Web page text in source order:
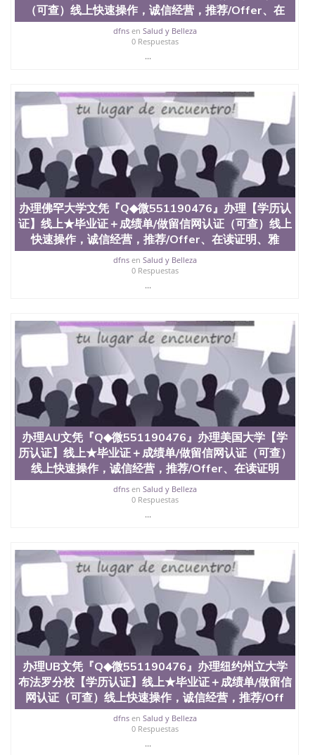
交时间，公司人员陪同客户本人一起去留服递交材
料； 5、等待结果，完成结果书留服直接邮寄给客户
6、客户确认收到结果，付余款。 我们对海外大学及
镭射，紫外荧光，温感，复印防伪）都有原版本文凭
对照。质量得到了广大海外客户群体的认可，同时和
海外学校留学中介， 同时能做到与时俱进，及时掌握
各大院校的（毕业证，成绩单，资格证，学生卡，结
业证，录取通知书，在读证明等相关材料）的版本更
新信息， 能够在时间掌握的海外学历文凭的样版，尺
寸大小，纸张材质，防伪技术等等，并在时间收集到
原版实物，以求达到客户的需求。 我们的优势： 我
们在保证合理定价的同时，坚持较高性价比，通过品
质和效率不断优化，为您倾情诠释什么是高性价比。
咨询顾问：Sam q/微信:551190476 Q/微
信:551190476办理毕业证成绩单、教育部认证,录取通
知书，雅思，留学回国证明.
公司专业制作、办理、仿制、成绩单文凭、改成绩、
教育部学历学位认证、毕业证、成绩单、文凭、学历
理、仿制学位证书、毕业证文凭、文凭毕业证、毕业
证认证、留服认证、使馆认证、使馆证明、使馆留学
回国人员证明、留学生认证、学历认证、文凭认证学
位认证、留学生学历认证、留学生学位认证、英国文
凭学历、美国文凭学历、澳洲文凭学历、加拿大文凭
学历、新西兰学历认证等q:551190476 微信：
551190476 圣何塞州立大学毕业证（San Jose State
University）圣何塞州立大学毕业证（San Jose State
University）圣何塞州立大学毕业证（San Jose State
University）圣何塞州立大学成绩单（San Jose State
University）圣何塞州立大学成绩单（ San Jose State
University）圣何塞州立大学成绩单（San Jose State
University）成绩单圣何塞州立大学文凭（San Jose
State University）圣何塞州立大学（San Jose State
University）圣何塞州立大学（San Jose State
University）圣何塞州立大学（ San Jose State
University）圣何塞州立大学文凭（San Jose State
University）圣何塞州立大学文凭（San Jose State
University）文凭圣何塞州立大学文凭（San Jose
State University）圣何塞州立大学学历（ San Jose
State University）圣何塞州立大学学历（San Jose
State University）圣何塞州立大学学历（San Jose
State University）圣 塞州立大学学历（San Jose
State University）圣何塞州立大学（San Jose State
University）圣何塞州立大学（San Jose State
University）圣何塞州立大学（San Jose State
University）圣何塞州立大学（San Jose State
University）圣何塞州立大学学位证（San Jose State
University）圣何塞州立大学学位证（San Jose State
University）圣何塞州立大学学位证（San Jose State
University）圣何塞州立大学（San Jose State
University）圣何塞州立大学（San Jose State
（可查）线上快速操作，诚信经营，推荐/Offer、在
dfnsen Salud y Belleza
0 Respuestas
...
办理佛罕大学文凭『Q◆微551190476』办理【学历认
证】线上★毕业证＋成绩单/做留信网认证（可查）线上
快速操作，诚信经营，推荐/Offer、在读证明、雅
dfnsen Salud y Belleza
0 Respuestas
...
办理AU文凭『Q◆微551190476』办理美国大学【学
历认证】线上★毕业证＋成绩单/做留信网认证（可查）
线上快速操作，诚信经营，推荐/Offer、在读证明
dfnsen Salud y Belleza
0 Respuestas
...
办理UB文凭『Q◆微551190476』办理纽约州立大学
布法罗分校【学历认证】线上★毕业证＋成绩单/做留信
网认证（可查）线上快速操作，诚信经营，推荐/Off
dfnsen Salud y Belleza
0 Respuestas
...